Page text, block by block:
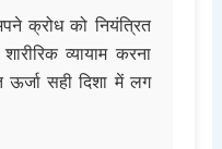
क्रोध को नियंत्रित
व्यायाम करना
ऊर्जा सही दिशा में लग